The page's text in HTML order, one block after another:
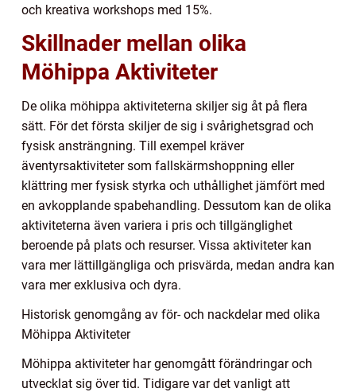
och kreativa workshops med 15%.
Skillnader mellan olika
Möhippa Aktiviteter
De olika möhippa aktiviteterna skiljer sig åt på flera
sätt. För det första skiljer de sig i svårighetsgrad och
fysisk ansträngning. Till exempel kräver
äventyrsaktiviteter som fallskärmshoppning eller
klättring mer fysisk styrka och uthållighet jämfört med
en avkopplande spabehandling. Dessutom kan de olika
aktiviteterna även variera i pris och tillgänglighet
beroende på plats och resurser. Vissa aktiviteter kan
vara mer lättillgängliga och prisvärda, medan andra kan
vara mer exklusiva och dyra.
Historisk genomgång av för- och nackdelar med olika
Möhippa Aktiviteter
Möhippa aktiviteter har genomgått förändringar och
utvecklat sig över tid. Tidigare var det vanligt att